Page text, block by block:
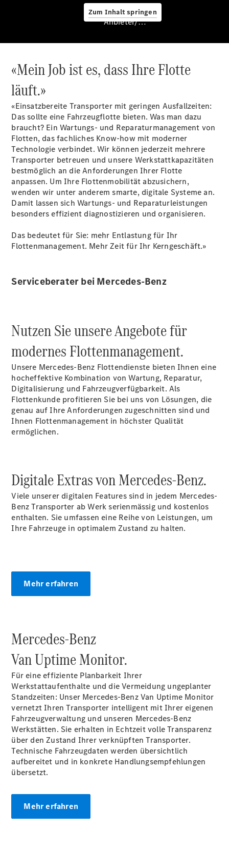
Zum Inhalt springen
Services
Übersicht
Van-Service
Pannenhilfe
und
Mobilitätslösungen
Intelligente
und
QualityService
Extras
Servicetermin
buchen
Über uns
Unternehmen
Ansprechpartner
Standort &
Kontaktformular
Servicetermin
buchen
Anbieter/Datenschutz
«Mein Job ist es, dass Ihre Flotte
läuft.»
«Einsatzbereite Transporter mit geringen Ausfallzeiten:
Das sollte eine Fahrzeugflotte bieten. Was man dazu
braucht? Ein Wartungs- und Reparaturmanagement von
Flotten, das fachliches Know-how mit moderner
Technologie verbindet. Wir können jederzeit mehrere
Transporter betreuen und unsere Werkstattkapazitäten
bestmöglich an die Anforderungen Ihrer Flotte
anpassen. Um Ihre Flottenmobilität abzusichern,
wenden wir unter anderem smarte, digitale Systeme an.
Damit lassen sich Wartungs- und Reparaturleistungen
besonders effizient diagnostizieren und organisieren.
Das bedeutet für Sie: mehr Entlastung für Ihr
Flottenmanagement. Mehr Zeit für Ihr Kerngeschäft.»
Serviceberater bei Mercedes-Benz
Nutzen Sie unsere Angebote für
modernes Flottenmanagement.
Unsere Mercedes-Benz Flottendienste bieten Ihnen eine
hocheffektive Kombination von Wartung, Reparatur,
Digitalisierung und Fahrzeugverfügbarkeit. Als
Flottenkunde profitieren Sie bei uns von Lösungen, die
genau auf Ihre Anforderungen zugeschnitten sind und
Ihnen Flottenmanagement in höchster Qualität
ermöglichen.
Digitale Extras von Mercedes-Benz.
Viele unserer digitalen Features sind in jedem Mercedes-
BenzTransporter ab Werk serienmässig und kostenlos
enthalten. Sie umfassen eine Reihe von Leistungen, um
Ihre Fahrzeuge in optimalem Zustand zu halten.
Mehr erfahren
Mercedes-Benz
Van UptimeMonitor.
Für eine effiziente Planbarkeit Ihrer
Werkstattaufenthalte und die Vermeidung ungeplanter
Standzeiten: Unser Mercedes-Benz Van Uptime Monitor
vernetzt Ihren Transporter intelligent mit Ihrer eigenen
Fahrzeugverwaltung und unseren Mercedes-Benz
Werkstätten. Sie erhalten in Echtzeit volle Transparenz
über den Zustand Ihrer verknüpften Transporter.
Technische Fahrzeugdaten werden übersichtlich
aufbereitet und in konkrete Handlungsempfehlungen
übersetzt.
Mehr erfahren